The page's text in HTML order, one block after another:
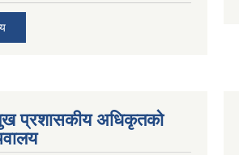
प्रशासकीय अधिकृतको